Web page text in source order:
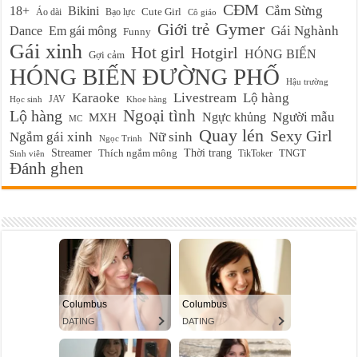
18+ Áo dài Bikini Bạo lực Cute Girl Cô giáo CĐM Cắm Sừng
Dance Em gái mông Funny Giới trẻ Gymer Gái Nghành
Gái xinh Gợi cảm Hot girl Hotgirl HÓNG BIẾN
HÓNG BIẾN ĐƯỜNG PHỐ
Hậu trường
Học sinh
JAV Karaoke Khoe hàng Livestream Lộ hàng
Lộ hàng MC MXH Ngoại tình Ngực khủng Người mẫu
Ngắm gái xinh
Ngọc Trinh Nữ sinh Quay lén Sexy Girl
Sinh viên Streamer Thích ngắm mông Thời trang TikToker TNGT
Đánh ghen